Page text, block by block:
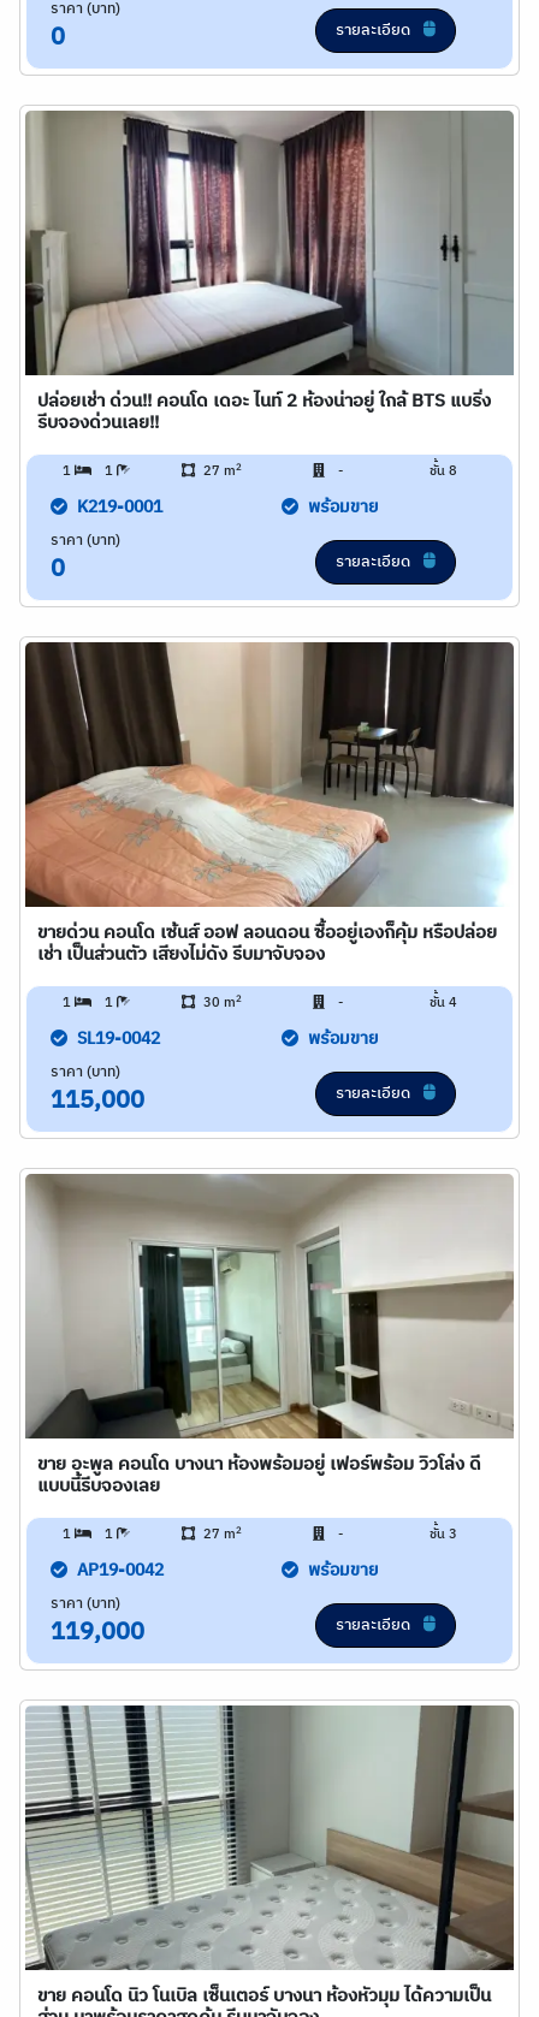
ราคา (บาท)
0 รายละเอียด
ปล่อยเช่า ด่วน!! คอนโด เดอะ ไนท์ 2 ห้องน่าอยู่ ใกล้ BTS แบริ่ง
รีบจองด่วนเลย!!
1 1 27 m2 - ชั้น 8
K219-0001 พร้อมขาย
ราคา (บาท)
0 รายละเอียด
ขายด่วน คอนโด เซ้นส์ ออฟ ลอนดอน ซื้ออยู่เองก็คุ้ม หรือปล่อย
เช่า เป็นส่วนตัว เสียงไม่ดัง รีบมาจับจอง
1 1 30 m2 - ชั้น 4
SL19-0042 พร้อมขาย
ราคา (บาท)
115,000 รายละเอียด
ขาย อะพูล คอนโด บางนา ห้องพร้อมอยู่ เฟอร์พร้อม วิวโล่ง ดี
แบบนี้รีบจองเลย
1 1 27 m2 - ชั้น 3
AP19-0042 พร้อมขาย
ราคา (บาท)
119,000 รายละเอียด
ขาย คอนโด นิว โนเบิล เซ็นเตอร์ บางนา ห้องหัวมุม ได้ความเป็น